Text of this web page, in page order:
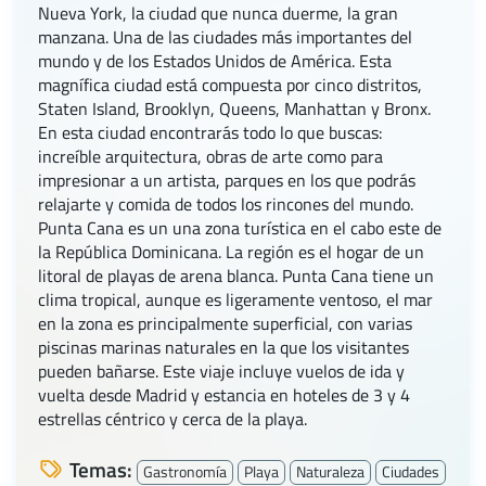
Nueva York, la ciudad que nunca duerme, la gran
manzana. Una de las ciudades más importantes del
mundo y de los Estados Unidos de América. Esta
magnífica ciudad está compuesta por cinco distritos,
Staten Island, Brooklyn, Queens, Manhattan y Bronx.
En esta ciudad encontrarás todo lo que buscas:
increíble arquitectura, obras de arte como para
impresionar a un artista, parques en los que podrás
relajarte y comida de todos los rincones del mundo.
Punta Cana es un una zona turística en el cabo este de
la República Dominicana. La región es el hogar de un
litoral de playas de arena blanca. Punta Cana tiene un
clima tropical, aunque es ligeramente ventoso, el mar
en la zona es principalmente superficial, con varias
piscinas marinas naturales en la que los visitantes
pueden bañarse. Este viaje incluye vuelos de ida y
vuelta desde Madrid y estancia en hoteles de 3 y 4
estrellas céntrico y cerca de la playa.
Temas: Gastronomía Playa Naturaleza Ciudades